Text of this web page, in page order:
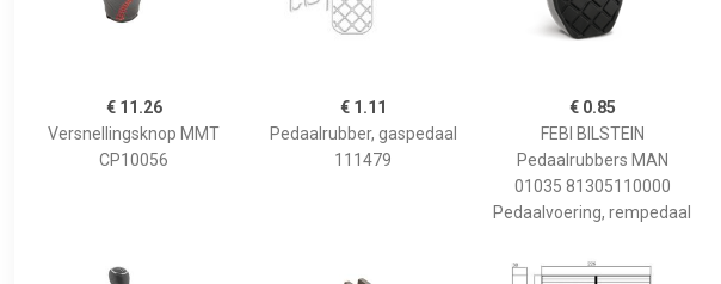
€ 11.26
Versnellingsknop MMT
CP10056
€ 1.11
Pedaalrubber, gaspedaal
111479
€ 0.85
FEBI BILSTEIN
Pedaalrubbers MAN
01035 81305110000
Pedaalvoering, rempedaal